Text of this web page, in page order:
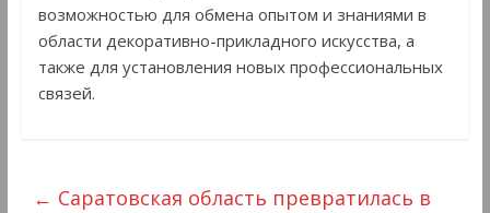
возможностью для обмена опытом и знаниями в
области декоративно-прикладного искусства, а
также для установления новых профессиональных
связей.
← Саратовская область превратилась в